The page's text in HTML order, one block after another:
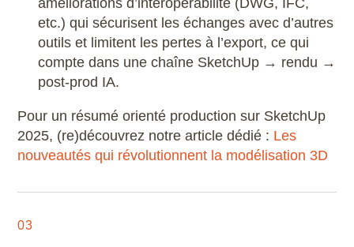
etc.) qui sécurisent les échanges avec d’autres
outils et limitent les pertes à l’export, ce qui
compte dans une chaîne SketchUp → rendu →
post-prod IA.
Pour un résumé orienté production sur SketchUp
2025, (re)découvrez notre article dédié : Les
nouveautés qui révolutionnent la modélisation 3D
03